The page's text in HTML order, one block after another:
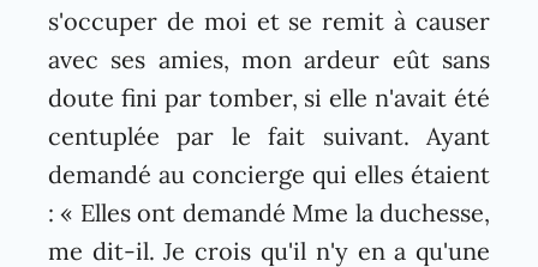
s'occuper de moi et se remit à causer
avec ses amies, mon ardeur eût sans
doute fini par tomber, si elle n'avait été
centuplée par le fait suivant. Ayant
demandé au concierge qui elles étaient
: « Elles ont demandé Mme la duchesse,
me dit-il. Je crois qu'il n'y en a qu'une